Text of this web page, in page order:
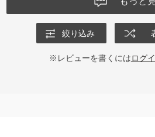
絞り込み
※レビューを書くにはログ